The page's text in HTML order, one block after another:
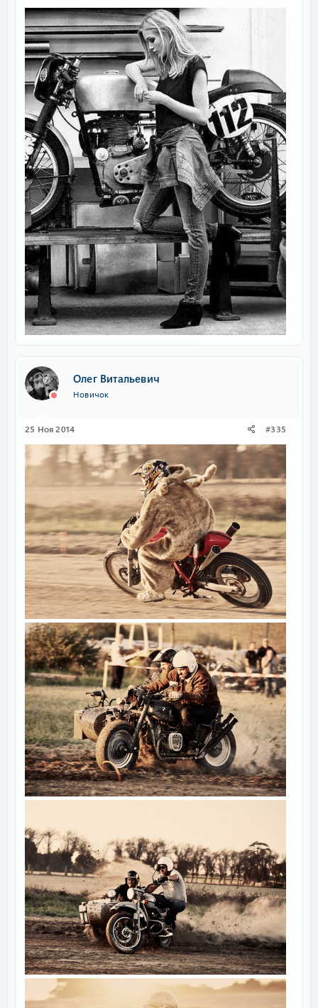
Олег Витальевич
Новичок
25 Ноя 2014 #335